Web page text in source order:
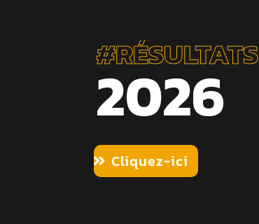
#RÉSULTATS
2026
Cliquez-ici